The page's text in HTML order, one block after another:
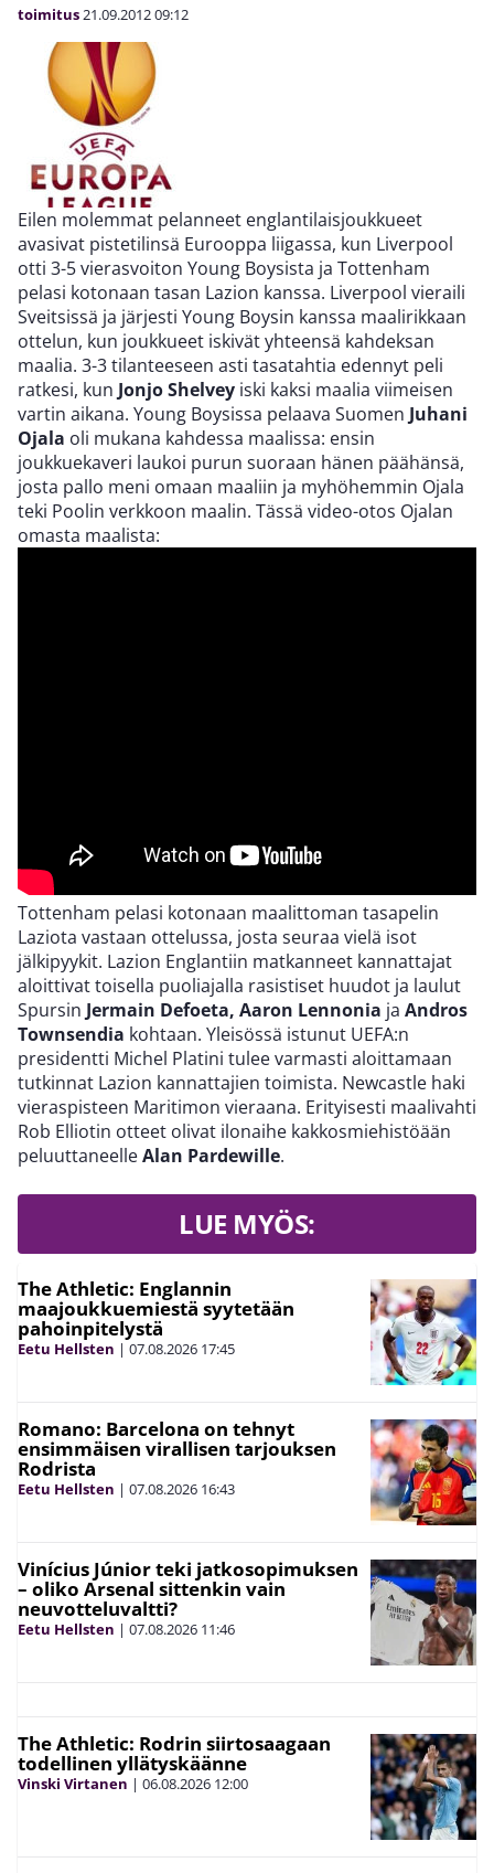
toimitus21.09.201209:12
Eilen molemmat pelanneet englantilaisjoukkueet
avasivat pistetilinsä Eurooppa liigassa, kun Liverpool
otti 3-5 vierasvoiton Young Boysista ja Tottenham
pelasi kotonaan tasan Lazion kanssa. Liverpool vieraili
Sveitsissä ja järjesti Young Boysin kanssa maalirikkaan
ottelun, kun joukkueet iskivät yhteensä kahdeksan
maalia. 3-3 tilanteeseen asti tasatahtia edennyt peli
ratkesi, kun Jonjo Shelvey iski kaksi maalia viimeisen
vartin aikana. Young Boysissa pelaava Suomen Juhani
Ojala oli mukana kahdessa maalissa: ensin
joukkuekaveri laukoi purun suoraan hänen päähänsä,
josta pallo meni omaan maaliin ja myhöhemmin Ojala
teki Poolin verkkoon maalin. Tässä video-otos Ojalan
omasta maalista:
Tottenham pelasi kotonaan maalittoman tasapelin
Laziota vastaan ottelussa, josta seuraa vielä isot
jälkipyykit. Lazion Englantiin matkanneet kannattajat
aloittivat toisella puoliajalla rasistiset huudot ja laulut
Spursin Jermain Defoeta, Aaron Lennonia ja Andros
Townsendia kohtaan. Yleisössä istunut UEFA:n
presidentti Michel Platini tulee varmasti aloittamaan
tutkinnat Lazion kannattajien toimista. Newcastle haki
vieraspisteen Maritimon vieraana. Erityisesti maalivahti
Rob Elliotin otteet olivat ilonaihe kakkosmiehistöään
peluuttaneelleAlan Pardewille.
LUE MYÖS:
The Athletic: Englannin
maajoukkuemiestä syytetään
pahoinpitelystä
Eetu Hellsten | 07.08.2026 17:45
Romano: Barcelona on tehnyt
ensimmäisen virallisen tarjouksen
Rodrista
Eetu Hellsten | 07.08.2026 16:43
Vinícius Júnior teki jatkosopimuksen
– oliko Arsenal sittenkin vain
neuvotteluvaltti?
Eetu Hellsten | 07.08.2026 11:46
The Athletic: Rodrin siirtosaagaan
todellinen yllätyskäänne
Vinski Virtanen | 06.08.2026 12:00